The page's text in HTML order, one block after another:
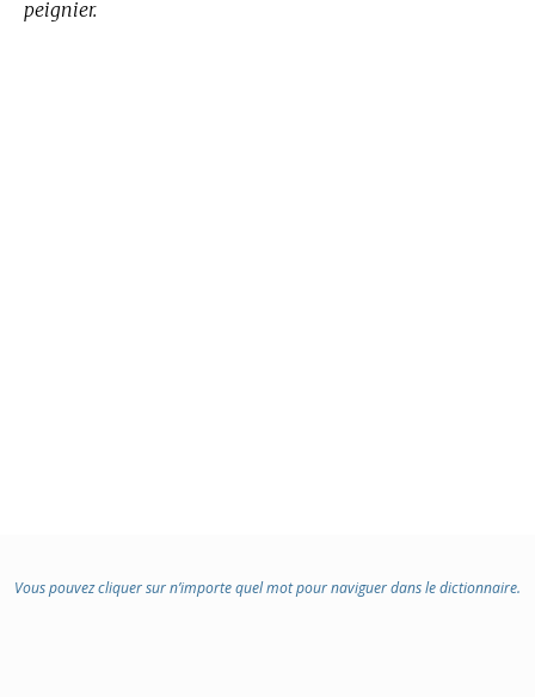
peignier.
Vous pouvez cliquer sur n’importe quel mot pour naviguer dans le dictionnaire.